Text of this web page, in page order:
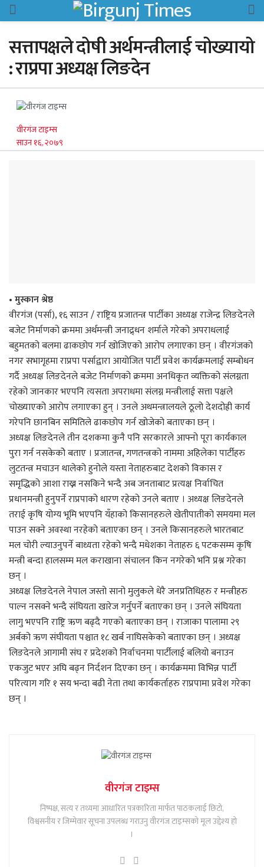
सत्तापक्षले दोषी अर्थमन्त्रीलाई चोख्यायो
: राप्रपा अध्यक्ष लिङदेन
वीरगंज टाइम्स
साउन १६, २०७९
• मुस्कान श्रेष्ठ
वीरगंज (पर्सा), १६ साउन / राष्ट्रिय प्रजातन्त्र पार्टीका अध्यक्ष राजेन्द्र लिङदेनले
बजेट निर्माणको क्रममा अर्थमन्त्री जनाद्र्धन शर्माले गरेको अपराधलाई
बहुमतको बलमा ढाकछोप गर्न खोजिएको आरोप लगाएका छन् । वीरगंजको
नगर सभागृहमा राप्रपा पर्साद्वारा आयोजित पार्टी प्रवेश कार्यक्रमलाई सम्बोधन
गर्दै अध्यक्ष लिङदेनले बजेट निर्माणको क्रममा अनधिकृत व्यक्तिको संलग्नता
रहेको जानकार भएपनि त्यसता अपराधमा संलग्न मन्त्रीलाई सत्ता पक्षले
चोख्याएको आरोप लगाएका हुन् । उनले अथमन्त्रालयले ठूलो देशदोह्री कार्य
गरेपनि छानबिन समितिले ढाकछोप गर्न खोजेको बताएका छन् ।
अध्यक्ष लिङदेनले तीन दशकमा कुनै पनि सरकारले आफ्नो पूरा कार्यकाल
पुरा गर्न नसकेकोे बताए । प्रजातन्त्र, गणतन्त्रको नाममा अहिलेका पार्टीहरु
लुटतन्त्र मचाउन थालेको हुनोले यस्ता नेताहरुबाट देशको विकास र
समृद्धिको आशा राख्न नसकिने भन्दै अब जनताबाट प्रत्यक्ष निर्वाचित
प्रधानमन्त्री हुनुपर्ने राप्रपाको धारण रहेको उनले बताए । अध्यक्ष लिङदेनले
तराई कृषि योग्य भूमि भएपनि यँहाको किसानहरुले खेतीपातीको समयमा मल
पाउन सक्ने अवस्था नरहेको बताएका छन् । उनले किसानहरुले भारतबाट
मल चोरी ल्याउनुपर्ने बाध्यता रहेको भन्दै मधेशका नेताहरु ६ पटकसम्म कृषि
मन्त्री बन्दा हालसम्म मल कराखाना संचालन किन नगरेको भनि प्रश्न गरेका
छन् ।
अध्यक्ष लिङदेनले नेपाल जस्तो सानो मुलुकले धेरै जनप्रतिधिहरु र मन्त्रीहरु
पाल्न नसक्ने भन्दै संघियता खारेज गर्नुपर्ने बताएका छन् । उनले संघियता
लागु भएपनि राष्ट्रि ऋण बढ्दै गएको बताएका छन् । राजाका पालामा २९
अर्बको ऋण संघीयता पश्चात १८ खर्ब नाघिसकेको बताएका छन् । अध्यक्ष
लिङदेनले आगामी संघ र प्रदेशको निर्वाचनमा पार्टीलाई बलियो बनाउन
एकजुट भएर अघि बढ्न निर्दशन दिएका छन् । कार्यक्रममा विभिन्न पार्टी
परित्याग गरि १ सय भन्दा बढी नेता तथा कार्यकर्ताहरु राप्रपामा प्रवेश गरेका
छन् ।
वीरगंज टाइम्स
निष्पक्ष, सत्य र तथ्यमा आधारित पत्रकारिता मार्फत पाठकलाई छिटो,
विश्वसनीय र जिम्मेवार सूचना उपलब्ध गराउनु वीरगंज टाइम्सको मूल उद्देश्य हो
।